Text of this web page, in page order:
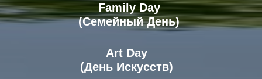
Art Day
(День Искусств)
Family Day
(Семейный День)